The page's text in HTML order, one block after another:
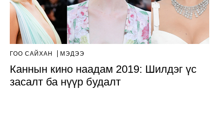
ГОО САЙХАН МЭДЭЭ
Каннын кино наадам 2019: Шилдэг үс
засалт ба нүүр будалт